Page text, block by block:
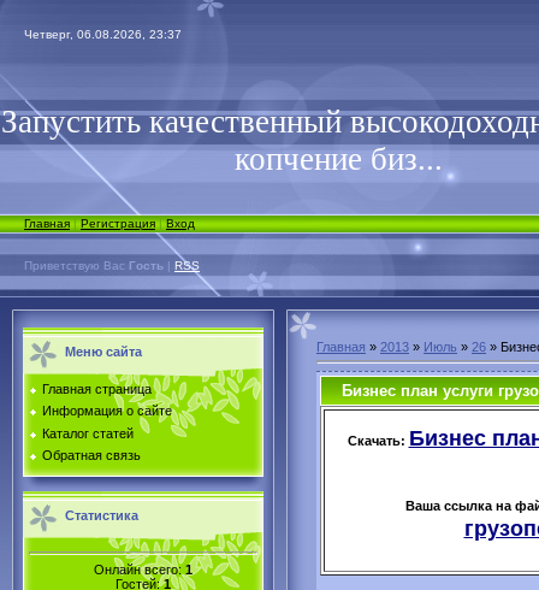
Четверг, 06.08.2026, 23:37
Запустить качественный
копчение биз...
Главная|Регистрация|Вход
Приветствую Вас Гость | RSS
Меню сайта
Главная страница
Информация о сайте
Каталог статей
Обратная связь
Статистика
Онлайн всего: 1
Гостей:1
Главная » 2013 » Июль » 26 »
Бизнес план услуги
Скачать: Бизнес
Ваша ссылка на